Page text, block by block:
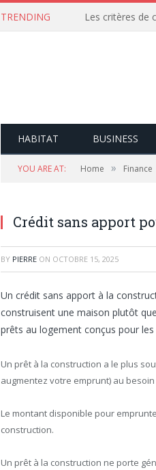
TRENDING Les critères de
HABITAT BUSINESS
YOU ARE AT: Home » Finance
Crédit sans apport
BY PIERRE ON OCTOBRE 15, 2025
Un crédit sans apport à la
construisent une maison plutôt
prêts au logement conçus pour
Un prêt à la construction a le plus
augmentez votre emprunt) au
Le montant disponible pour
construction.
Un prêt à la construction ne porte